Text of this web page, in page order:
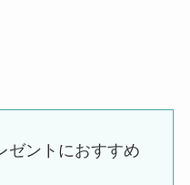
ゼントにおすすめ